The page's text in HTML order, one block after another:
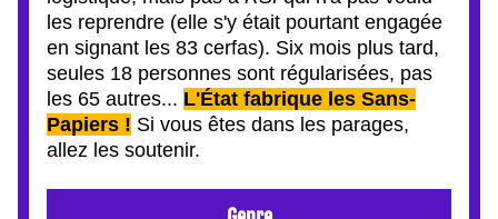
les reprendre (elle s'y était pourtant engagée
en signant les 83 cerfas). Six mois plus tard,
seules 18 personnes sont régularisées, pas
les 65 autres... L'État fabrique les Sans-
Papiers ! Si vous êtes dans les parages,
allez les soutenir.